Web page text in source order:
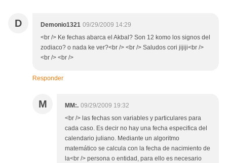
D Demonio1321 09/29/2009 14:29
<br /> Ke fechas abarca el Akbal? Son 12 komo los signos del
zodiaco? o nada ke ver?<br /> <br /> Saludos cori jijiji<br />
<br /> <br />
Responder
M MM:. 09/29/2009 19:32
<br /> las fechas son variables y particulares para
cada caso. Es decir no hay una fecha especifica del
calendario juliano. Mediante un algoritmo
matemático se calcula con la fecha de nacimiento de
la<br /> persona o entidad, para ello es necesario